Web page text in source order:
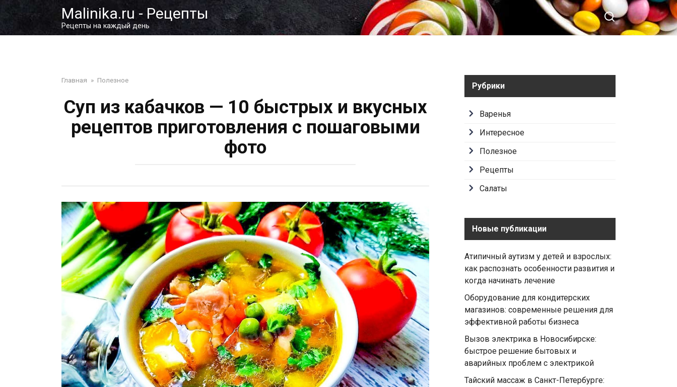
Malinika.ru - Рецепты
Рецепты на каждый день
Главная » Полезное
Суп из кабачков — 10 быстрых и вкусных
рецептов приготовления с пошаговыми
фото
Рубрики
Варенья
Интересное
Полезное
Рецепты
Салаты
Новые публикации
Атипичный аутизм у детей и взрослых:
как распознать особенности развития и
когда начинать лечение
Оборудование для кондитерских
магазинов: современные решения для
эффективной работы бизнеса
Вызов электрика в Новосибирске:
быстрое решение бытовых и
аварийных проблем с электрикой
Тайский массаж в Санкт-Петербурге: